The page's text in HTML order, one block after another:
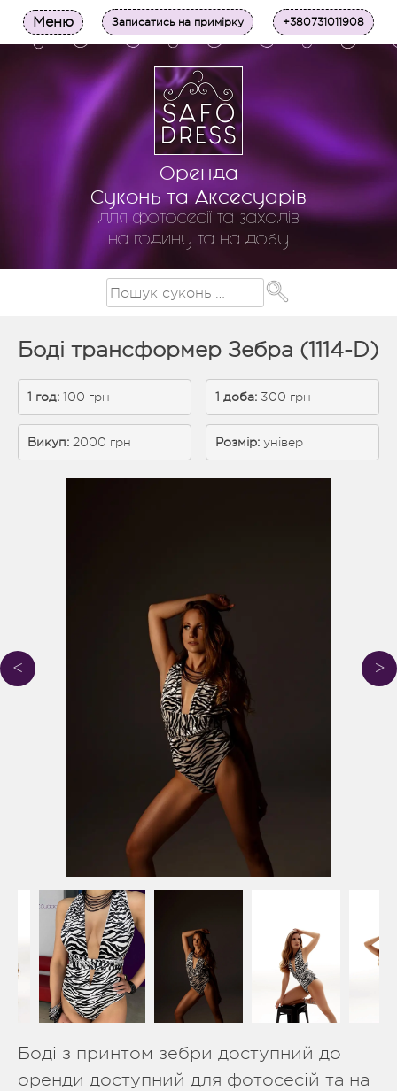
Оренда
Суконь та Аксесуарів
для фотосесії та заходів
на годину та на добу
Меню Записатись на примірку +380731011908
Боді трансформер Зебра (1114-D)
1 год: 100 грн 1 доба: 300 грн
Викуп: 2000 грн Розмір: універ
Боді з принтом зебри доступний до
оренди доступний для фотосесій та на